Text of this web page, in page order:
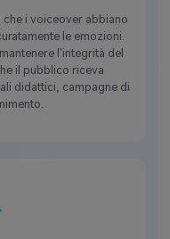
che i voiceover abbiano
le emozioni.
l'integrità del
il pubblico riceva
didattici, campagne di